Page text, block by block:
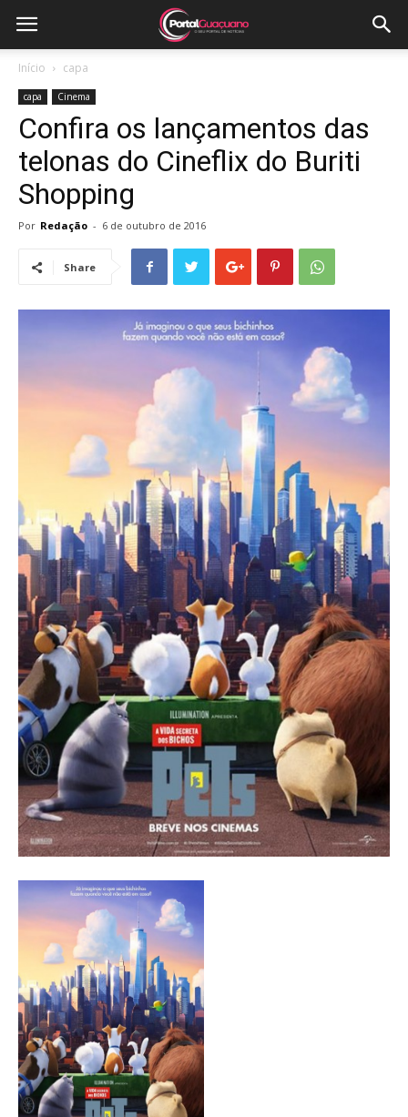
Início capa
capa Cinema
Confira os lançamentos das
telonas do Cineflix do Buriti
Shopping
Por Redação - 6 de outubro de 2016
Share